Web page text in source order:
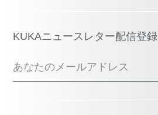
KUKAニュースレター配信登録
あなたのメールアドレス